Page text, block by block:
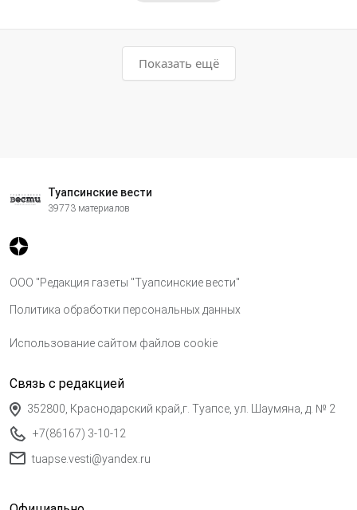
Показать ещё
Туапсинские вести
39773 материалов
ООО "Редакция газеты "Туапсинские вести"
Политика обработки персональных данных
Использование сайтом файлов cookie
Связь с редакцией
352800, Краснодарский край,г. Туапсе, ул. Шаумяна, д. № 2
+7(86167) 3-10-12
tuapse.vesti@yandex.ru